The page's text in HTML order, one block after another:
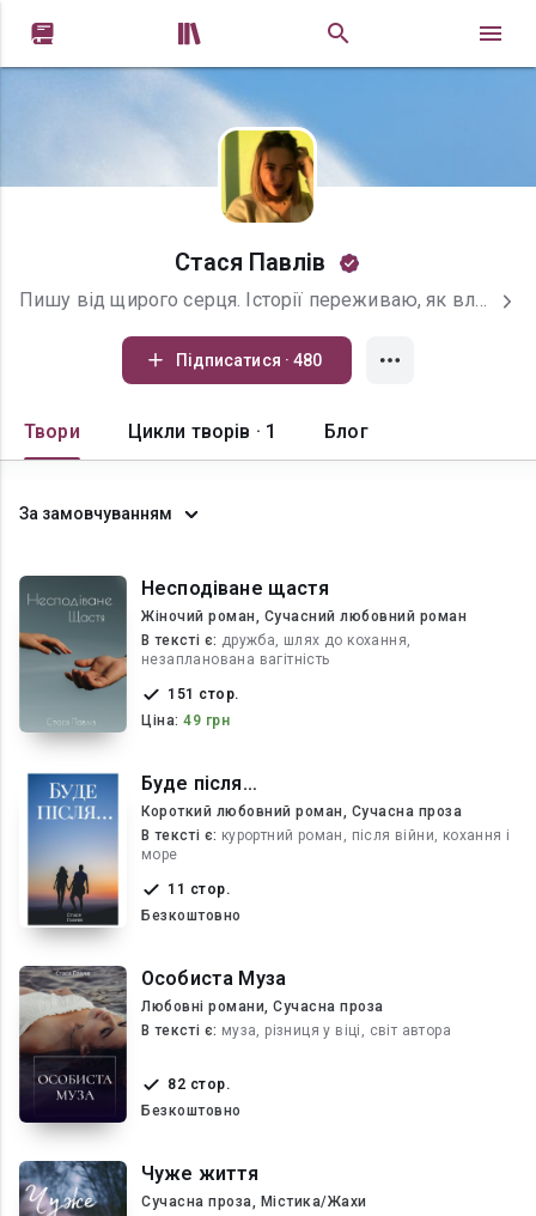
 
Стася Павлів
Пишу від щирого серця. Історії переживаю, як власні й сподіваюсь, Ви також. Тому що, в кожній з книг, частинка моєї душі. Завжди вдячна за фідбек.
Підписатися · 480
Твори Цикли творів · 1 Блог
За замовчуванням
Несподіване щастя
Жіночий роман, Сучасний любовний роман
В текcті є: дружба, шлях до кохання,
незапланована вагітність
151 стор.
Ціна: 49 грн
Буде після…
Короткий любовний роман, Сучасна проза
В текcті є: курортний роман, після війни, кохання і
море
11 стор.
Безкоштовно
Особиста Муза
Любовні романи, Сучасна проза
В текcті є: муза, різниця у віці, світ автора
82 стор.
Безкоштовно
Чуже життя
Сучасна проза, Містика/Жахи